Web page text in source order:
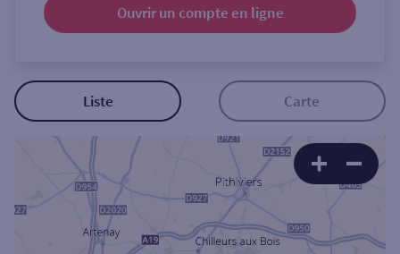
Ouverte le samedi
Coffre-fort
Autour de moi
ou
Ville / Code postal
Ouvrir un compte en ligne
Liste Carte